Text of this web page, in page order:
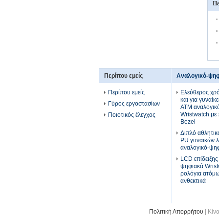
Περίπου εμείς
Περίπου εμείς
Γύρος εργοστασίων
Ποιοτικός έλεγχος
Αναλογικό-
Ελεύθερος
και για
ATM
Wristwatch με
Bezel
Διπλό
PU γυναικών
αναλογικό-
LCD
ψηφιακά
ρολόγια
ανθεκτικά
Πολιτική Απορρήτου |